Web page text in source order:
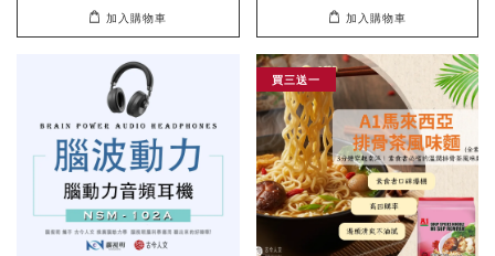
加入購物車 加入購物車
買三送一